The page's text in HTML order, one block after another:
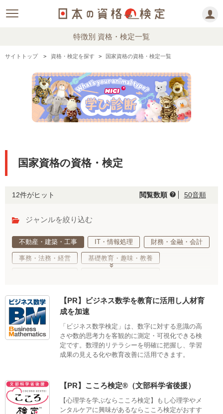
特徴別 資格・検定一覧
サイトトップ 資格・検定を探す 国家資格の資格・検定一覧
国家資格の資格・検定
12件がヒット 閲覧数順 help 50音順
ジャンルを絞り込む
不動産・建築・工事 IT・情報処理 財務・金融・会計
事務・法務・経営 基礎教育・趣味・教養
美容・ファッション デザイン・クリエイティブ
語学・国際ビジネス サステナブル・自然・環境・生物
生活・サービス・冠婚葬祭 車両・航空・船舶・無線
適性検査
【PR】ビジネス数学を教育に活用し人材育
成を加速
「ビジネス数学検定」は、数字に対する意識の高
さや数的思考力を客観的に測定・可視化できる検
定です。数理的リテラシーを明確に把握し、学習
成果の見える化や教育改善に活用できます。
【PR】こころ検定®（文部科学省後援）
【心理学を学ぶならこころ検定】もし心理学やメ
ンタルケアに興味があるならこころ検定がおすす